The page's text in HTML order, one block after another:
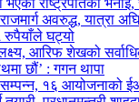
भएको राष्ट्रपतिको
अवरुद्ध,
रुपैयाँले घट्यो
आरिफ शेखको
छौं’ : गगन थापा
सम्पन्न, १६ आयोजनाको